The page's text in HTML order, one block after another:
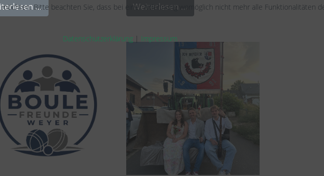
… Weiterlesen …
Bitte beachten Sie, dass bei einer Ablehnung womöglich nicht mehr alle Funktionalitäten
Datenschutzerklärung | Impressum